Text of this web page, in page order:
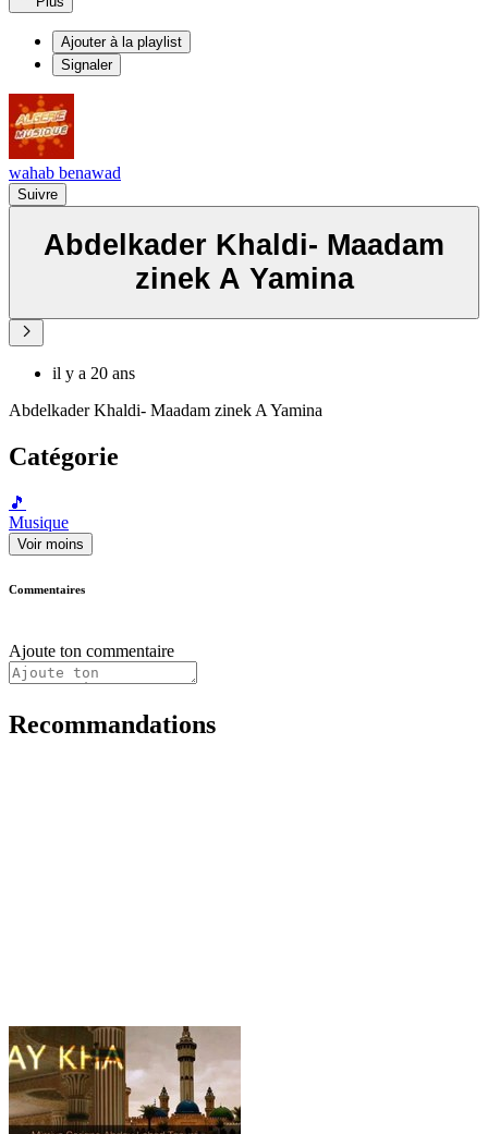
Ajouter à la playlist
Signaler
wahab benawad
Suivre
Abdelkader Khaldi- Maadam
zinek A Yamina
il y a 20 ans
Abdelkader Khaldi- Maadam zinek A Yamina
Catégorie
🎵
Musique
Voir moins
Commentaires
Ajoute ton commentaire
Recommandations